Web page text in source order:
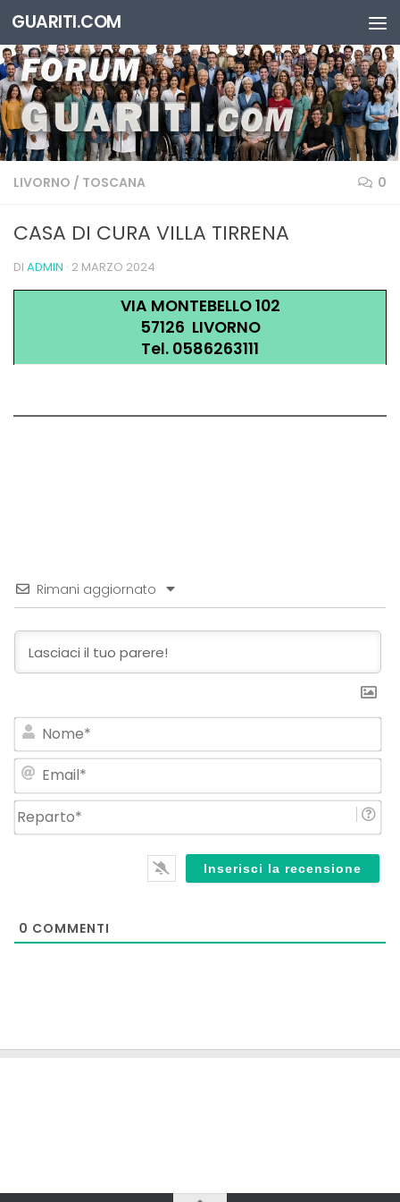
Salta al contenuto
GUARITI.COM
LIVORNO / TOSCANA 0
CASA DI CURA VILLA TIRRENA
DI ADMIN · 2 MARZO 2024
VIA MONTEBELLO 102
57126 LIVORNO
Tel. 0586263111
Rimani aggiornato
0 COMMENTI